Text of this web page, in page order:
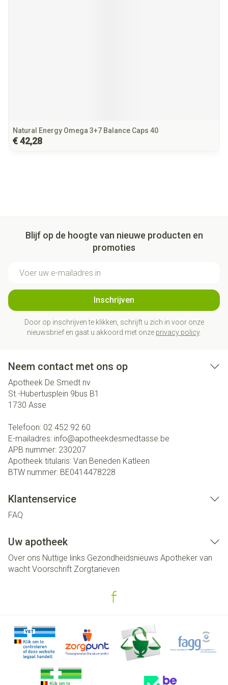
Natural Energy Omega 3+7 Balance Caps 40
€ 42,28
Blijf op de hoogte van nieuwe producten en
promoties
Inschrijven
Door op inschrijven te klikken, schrijft u zich in voor onze
nieuwsbrief en gaat u akkoord met onze privacy policy.
Neem contact met ons op
Apotheek De Smedt nv
St.-Hubertusplein 9bus B1
1730 Asse
Telefoon: 02 452 92 60
E-mailadres: info@apotheekdesmedtasse.be
APB nummer: 230207
Apotheek titularis: Van Beneden Katleen
BTW nummer: BE0414478228
Klantenservice
FAQ
Uw apotheek
Over ons Nuttige links Gezondheidsnieuws Apotheker van
wacht Voorschrift Zorgtarieven